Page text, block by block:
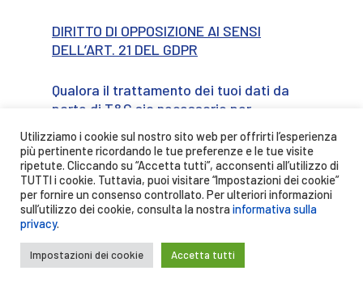
DIRITTO DI OPPOSIZIONE AI SENSI
DELL’ART. 21 DEL GDPR
Qualora il trattamento dei tuoi dati da
parte di T&G sia necessario per
pubblico o connesso all’esercizio di
pubblici poteri di cui è investito il titolare
del trattamento (Art. 6 (1) frase 1 punto
e) del GDPR) o qualora sia necessario per
il perseguimento del legittimo interesse
di T&G, hai il diritto di opporti in qualsiasi
momento, per motivi connessi alla tua
Utilizziamo i cookie sul nostro sito web per offrirti l’esperienza
più pertinente ricordando le tue preferenze e le tue visite
ripetute. Cliccando su “Accetta tutti”, acconsenti all’utilizzo di
TUTTI i cookie. Tuttavia, puoi visitare “Impostazioni dei cookie”
per fornire un consenso controllato. Per ulteriori informazioni
sull’utilizzo dei cookie, consulta la nostra informativa sulla
privacy.
Impostazioni dei cookie Accetta tutti